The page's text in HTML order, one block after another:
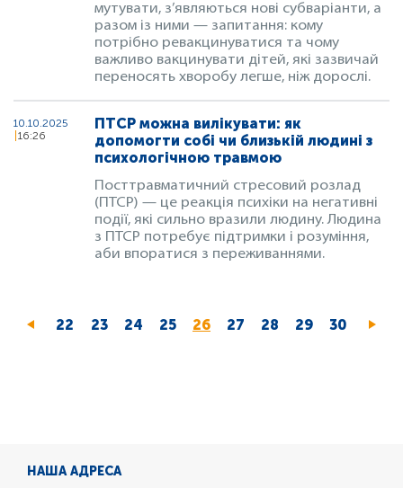
мутувати, з’являються нові субваріанти, а
разом із ними — запитання: кому
потрібно ревакцинуватися та чому
важливо вакцинувати дітей, які зазвичай
переносять хворобу легше, ніж дорослі.
10.10.2025
16:26
ПТСР можна вилікувати: як
допомогти собі чи близькій людині з
психологічною травмою
Посттравматичний стресовий розлад
(ПТСР) — це реакція психіки на негативні
події, які сильно вразили людину. Людина
з ПТСР потребує підтримки і розуміння,
аби впоратися з переживаннями.
Page
22 Page
23 Page
24 Page
25
Поточна
26 Page
27 Page
28 Page
29 Page
30
НАША АДРЕСА